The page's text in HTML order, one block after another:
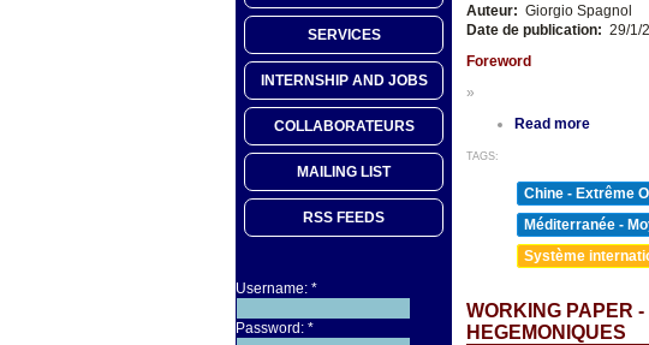
SERVICES
INTERNSHIP AND JOBS
COLLABORATEURS
MAILING LIST
RSS FEEDS
Username: *
Password: *
Auteur: Giorgio Spagnol
Date de publication: 29/1/
Foreword
»
Read more
TAGS:
Chine - Extrême
Méditerranée -
Système
WORKING PAPER
HEGEMONIQUES